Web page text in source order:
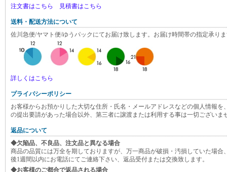
注文書はこちら
見積書はこちら
送料・配送方法について
佐川急便/ヤマト便/ゆうパックにてお届け致します。お届け時間帯の指定承り
詳しくはこちら
プライバシーポリシー
お客様からお預かりした大切な住所・氏名・メールアドレスなどの個人情報
の提出要請があった場合以外、第三者に譲渡または利用する事は一切ございま
返品について
◆欠陥品、不良品、注文品と異なる場合
商品の品質には万全を期しておりますが、万一商品が破損・汚損していた場合
後1週間以内にお電話にてご連絡下さい、返品受付または交換致します。
◆お客様のご都合で返品される場合